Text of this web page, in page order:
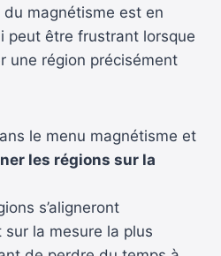
magnétisme est en
peut être frustrant lorsque
une région précisément
le menu magnétisme et
les régions sur la
s’aligneront
la mesure la plus